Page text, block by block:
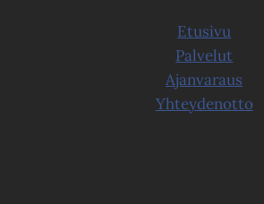
Etusivu
Palvelut
Ajanvaraus
Yhteydenotto